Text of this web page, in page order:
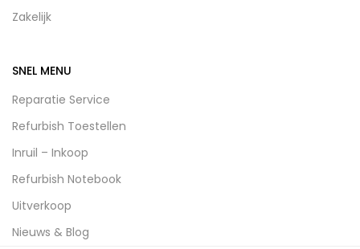
Zakelijk
SNEL MENU
Reparatie Service
Refurbish Toestellen
Inruil – Inkoop
Refurbish Notebook
Uitverkoop
Nieuws & Blog